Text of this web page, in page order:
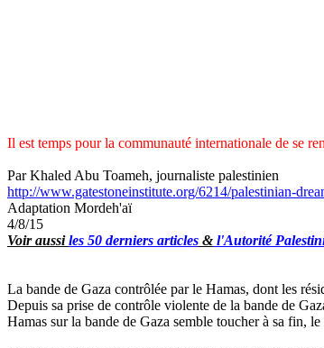
Il est temps pour la communauté internationale de se
Par Khaled Abu Toameh, journaliste palestinien
http://www.gatestoneinstitute.org/6214/palestinian-
Adaptation Mordeh'aï
4/8/15
Voir aussiles 50 derniers articles &l'Autorité
La bande de Gaza contrôlée par le Hamas, dont les
Depuis sa prise de contrôle violente de la bande de
Hamas sur la bande de Gaza semble toucher à sa fin,